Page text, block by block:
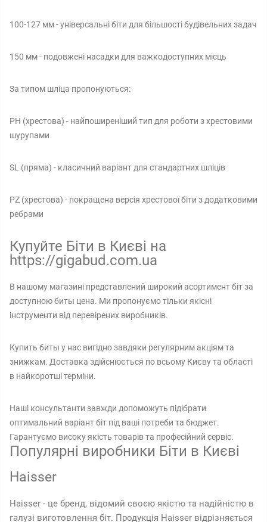
100-127 мм - універсальні біти для більшості будівельних задач
150 мм - подовжені насадки для важкодоступних місць
За типом шліца пропонуються:
РН (хрестова) - найпоширеніший тип для роботи з хрестовими
шурупами
SL (пряма) - класичний варіант для стандартних шліців
PZ (хрестова) - покращена версія хрестової біти з додатковими
ребрами
Купуйте Біти в Києві на
https://gigabud.com.ua
В нашому магазині представлений широкий асортимент біт за
доступною биты цена. Ми пропонуємо тільки якісні
інструменти від перевірених виробників.
Купить биты у нас вигідно завдяки регулярним акціям та
знижкам. Доставка здійснюється по всьому Києву та області
в найкоротші терміни.
Наші консультанти завжди допоможуть підібрати
оптимальний варіант біт під ваші потреби та бюджет.
Гарантуємо високу якість товарів та професійний сервіс.
Популярні виробники Біти в Києві
Haisser
Haisser - це бренд, відомий своєю якістю та надійністю в
галузі виготовлення біт. Продукція Haisser відрізняється